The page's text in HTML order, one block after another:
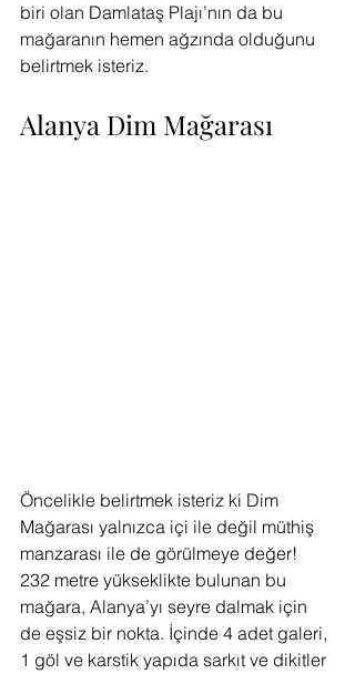
biri olan Damlataş Plajı’nın da bu
mağaranın hemen ağzında olduğunu
belirtmek isteriz.
Alanya Dim Mağarası
Öncelikle belirtmek isteriz ki Dim
Mağarası yalnızca içi ile değil müthiş
manzarası ile de görülmeye değer!
232 metre yükseklikte bulunan bu
mağara, Alanya’yı seyre dalmak için
de eşsiz bir nokta. İçinde 4 adet galeri,
1 göl ve karstik yapıda sarkıt ve dikitler